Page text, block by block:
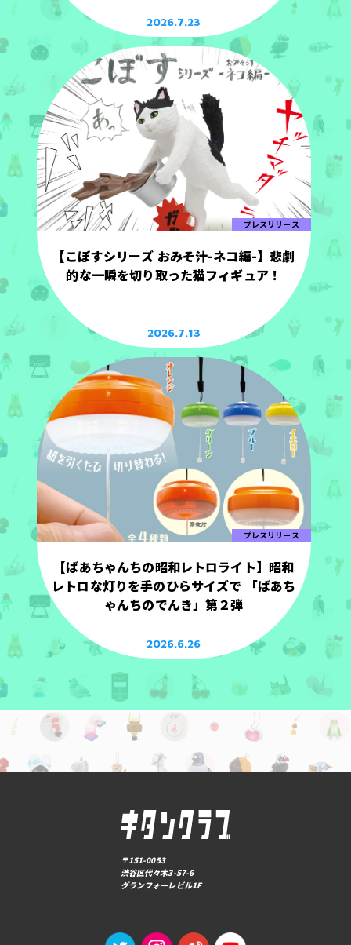
2026.7.23
プレスリリース
【こぼすシリーズ おみそ汁-ネコ編-】悲劇
的な一瞬を切り取った猫フィギュア！
2026.7.13
プレスリリース
【ばあちゃんちの昭和レトロライト】昭和
レトロな灯りを手のひらサイズで 「ばあち
ゃんちのでんき」第２弾
2026.6.26
〒151-0053
渋谷区代々木3-57-6
グランフォーレビル1F